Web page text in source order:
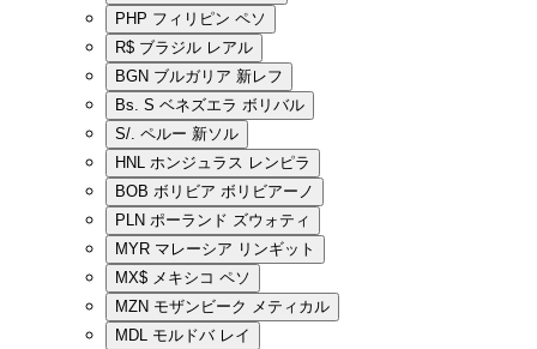
PHP フィリピン ペソ
R$ ブラジル レアル
BGN ブルガリア 新レフ
Bs. S ベネズエラ ボリバル
S/. ペルー 新ソル
HNL ホンジュラス レンピラ
BOB ボリビア ボリビアーノ
PLN ポーランド ズウォティ
MYR マレーシア リンギット
MX$ メキシコ ペソ
MZN モザンビーク メティカル
MDL モルドバ レイ